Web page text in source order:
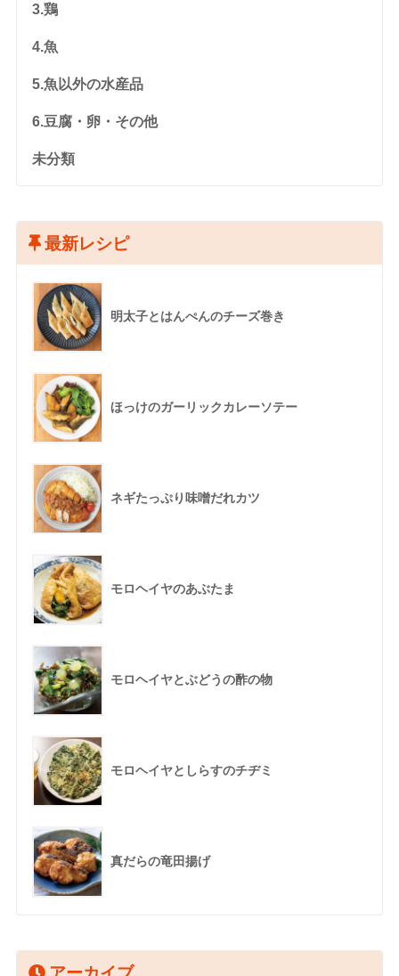
3.鶏
4.魚
5.魚以外の水産品
6.豆腐・卵・その他
未分類
最新レシピ
明太子とはんぺんのチーズ巻き
ほっけのガーリックカレーソテー
ネギたっぷり味噌だれカツ
モロヘイヤのあぶたま
モロヘイヤとぶどうの酢の物
モロヘイヤとしらすのチヂミ
真だらの竜田揚げ